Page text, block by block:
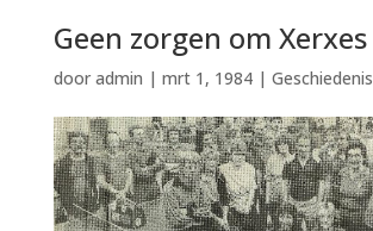
Geen zorgen om Xerxes
door admin | mrt 1, 1984| Geschiedenis